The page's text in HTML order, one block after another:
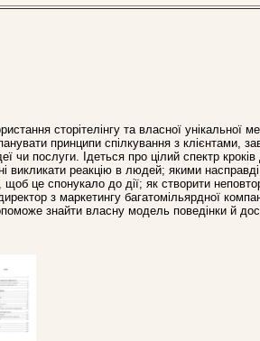
сторітелінгу та власної унікальної
принципи спілкування з клієнтами,
чи послуги. Ідеться про цілий спектр кроків
викликати реакцію в людей; якими
це спонукало до дії; як створити
з маркетингу багатомільярдної
знайти власну модель поведінки й